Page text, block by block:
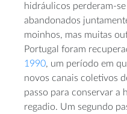
hidráulicos perderam-
abandonados
moinhos, mas muitas
Portugal foram
1990, um período em
novos canais coletivos
passo para conservar a
regadio. Um segundo